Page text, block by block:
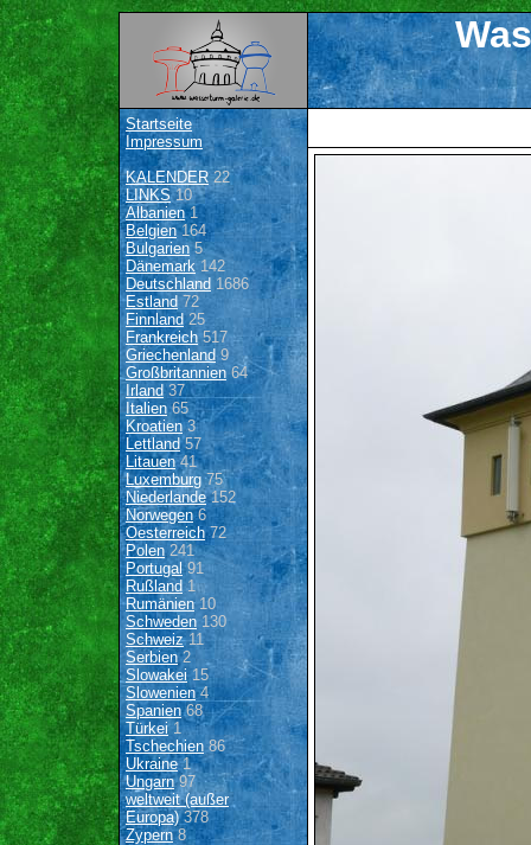
Startseite
Impressum
KALENDER22
LINKS10
Albanien1
Belgien164
Bulgarien 5
Dänemark142
Deutschland 1686
Estland 72
Finnland 25
Frankreich517
Griechenland9
Großbritannien64
Irland 37
Italien65
Kroatien3
Lettland57
Litauen41
Luxemburg 75
Niederlande152
Norwegen6
Oesterreich72
Polen 241
Portugal91
Rußland 1
Rumänien10
Schweden 130
Schweiz11
Serbien2
Slowakei15
Slowenien4
Spanien68
Türkei1
Tschechien 86
Ukraine1
Ungarn97
weltweit (außer
Europa)378
Zypern8